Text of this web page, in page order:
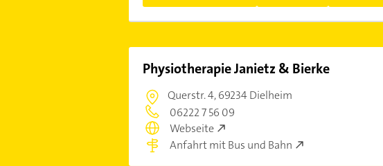
Physiotherapie Janietz & Bierke
Querstr. 4,69234 Dielheim
06222 7 56 09
Webseite
Anfahrt mit Bus und Bahn